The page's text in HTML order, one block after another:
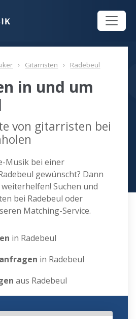
Gitarristen Radebeul
in und um
von gitarristen bei
Musik bei einer
gewünscht? Dann
Suchen und
bei Radebeul oder
Matching-Service.
in Radebeul
in Radebeul
aus Radebeul